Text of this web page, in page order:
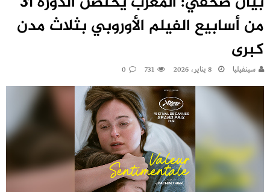
من أسابيع الفيلم الأوروبي بثلاث مدن
كبرى
سينفيليا 8 يناير، 2026 731
0